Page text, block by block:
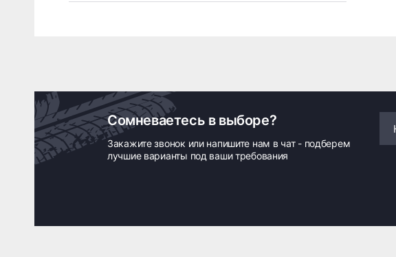
Сомневаетесь в выборе?
Закажите звонок или напишите нам в чат - подберем
лучшие варианты под ваши требования